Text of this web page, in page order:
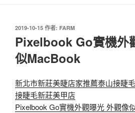
發
佈
於
2019-10-15 作者: FARM
Pixelbook Go實機外
似MacBook
新北市新莊美睫店家推薦泰山接睫
接睫毛新莊美甲店
Pixelbook Go實機外觀曝光 外觀像